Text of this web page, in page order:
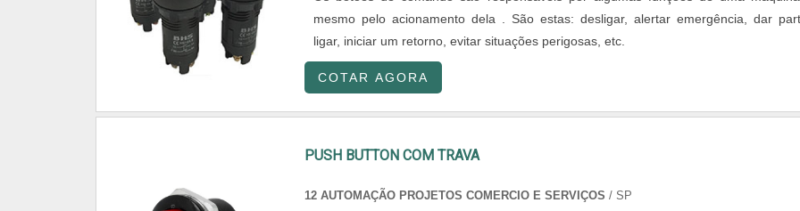
mesmo pelo acionamento dela . São estas: desligar, alertar emergência, dar
ligar, iniciar um retorno, evitar situações perigosas, etc.
COTAR AGORA
PUSH BUTTON COM TRAVA
12 AUTOMAÇÃO PROJETOS COMERCIO E SERVIÇOS / SP